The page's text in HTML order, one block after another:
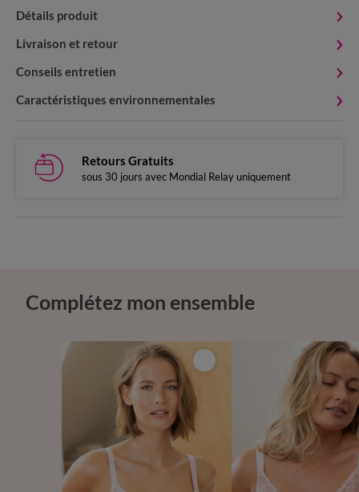
Détails produit
Livraison et retour
Conseils entretien
Caractéristiques environnementales
Retours Gratuits
sous 30 jours avec Mondial Relay uniquement
Complétez mon ensemble